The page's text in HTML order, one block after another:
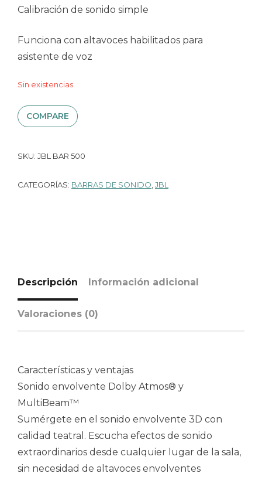
Calibración de sonido simple
Funciona con altavoces habilitados para
asistente de voz
Sin existencias
COMPARE
SKU: JBL BAR 500
CATEGORÍAS: BARRAS DE SONIDO,JBL
Descripción Información adicional
Valoraciones (0)
Características y ventajas
Sonido envolvente Dolby Atmos® y
MultiBeam™
Sumérgete en el sonido envolvente 3D con
calidad teatral. Escucha efectos de sonido
extraordinarios desde cualquier lugar de la sala,
sin necesidad de altavoces envolventes